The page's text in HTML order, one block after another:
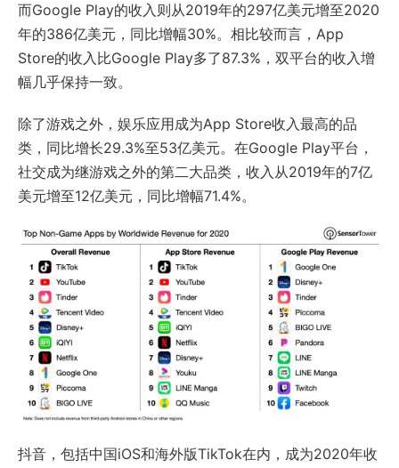
而Google Play的收入则从2019年的297亿美元增至2020
年的386亿美元，同比增幅30%。相比较而言，App
Store的收入比Google Play多了87.3%，双平台的收入增
幅几乎保持一致。
除了游戏之外，娱乐应用成为App Store收入最高的品
类，同比增长29.3%至53亿美元。在Google Play平台，
社交成为继游戏之外的第二大品类，收入从2019年的7亿
美元增至12亿美元，同比增幅71.4%。
抖音，包括中国iOS和海外版TikTok在内，成为2020年收